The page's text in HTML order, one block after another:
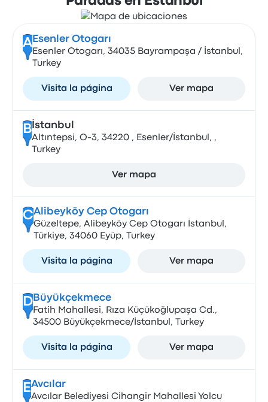
A Esenler Otogarı
Esenler Otogarı, 34035 Bayrampaşa / İstanbul,
Turkey
Visita la página Ver mapa
B İstanbul
Altıntepsi, O-3, 34220 , Esenler/İstanbul, ,
Turkey
Ver mapa
CAlibeyköy Cep Otogarı
Güzeltepe, Alibeyköy Cep Otogarı İstanbul,
Türkiye, 34060 Eyüp, Turkey
Visita la página Ver mapa
DBüyükçekmece
Fatih Mahallesi, Rıza Küçükoğlupaşa Cd.,
34500 Büyükçekmece/İstanbul, Turkey
Visita la página Ver mapa
EAvcılar
Avcılar Belediyesi Cihangir Mahallesi Yolcu